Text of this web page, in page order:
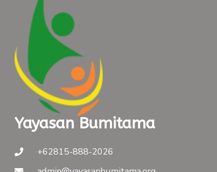
Yayasan Bumitama
+62815-888-2026